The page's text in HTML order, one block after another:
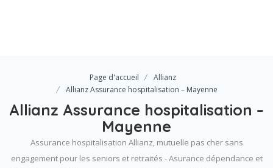
Page d'accueil
Allianz
Allianz Assurance hospitalisation – Mayenne
Allianz Assurance hospitalisation –
Mayenne
Assurance hospitalisation Allianz, mutuelle pas cher sans
engagement pour les seniors et retraités - Asurance dépendance et